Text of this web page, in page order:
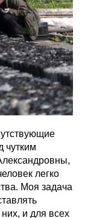
чутким
легко
Моя задача
и для всех